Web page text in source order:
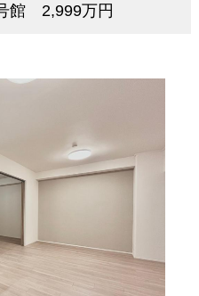
館 2,999万円